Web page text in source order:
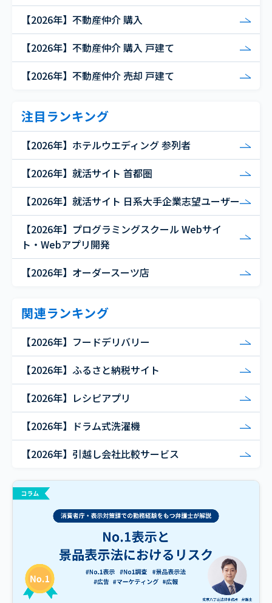
【2026年】不動産仲介 購入
【2026年】不動産仲介 購入 戸建て
【2026年】不動産仲介 売却 戸建て
注目ランキング
【2026年】ホテルウエディング 参列者
【2026年】就活サイト 首都圏
【2026年】就活サイト 日系大手企業志望ユーザー
【2026年】プログラミングスクール Webサイ
ト・Webアプリ開発
【2026年】オーダースーツ店
関連ランキング
【2026年】フードデリバリー
【2026年】ふるさと納税サイト
【2026年】レシピアプリ
【2026年】ドラム式洗濯機
【2026年】引越し会社比較サービス